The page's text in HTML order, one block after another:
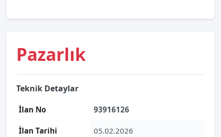
Pazarlık
Teknik Detaylar
İlan No 93916126
İlan Tarihi 05.02.2026